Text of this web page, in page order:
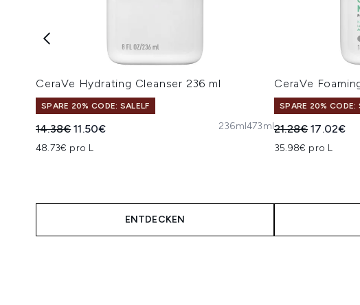
CeraVe Hydrating Cleanser 236 ml
SPARE 20% CODE: SALELF
Unverbindliche Preisempfehlung:
14.38€Aktueller Preis:
11.50€
48.73€ pro L
236ml473ml
ENTDECKEN
CeraVe
SPARE 20% CODE:
Unverbindliche
21.28€Aktueller
17.02€
35.98€ pro L